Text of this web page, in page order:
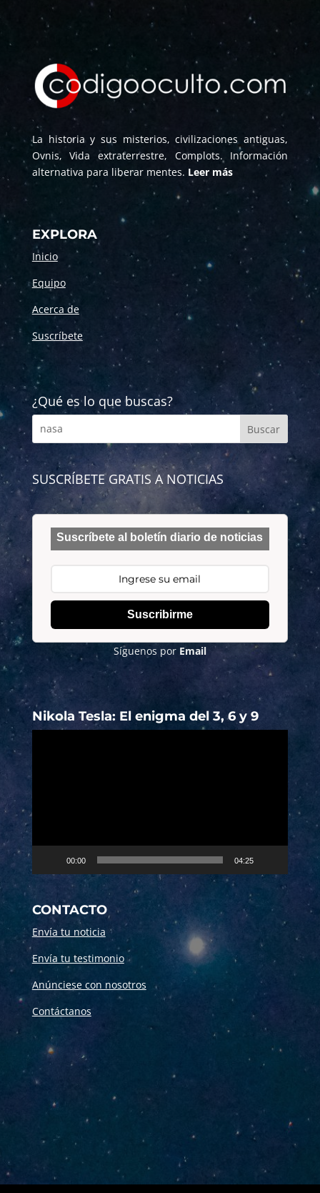
La historia y sus misterios, civilizaciones antiguas,
Ovnis, Vida extraterrestre, Complots. Información
alternativa para liberar mentes. Leer más
EXPLORA
Inicio
Equipo
Acerca de
Suscríbete
¿Qué es lo que buscas?
SUSCRÍBETE GRATIS A NOTICIAS
Suscríbete al boletín diario de noticias
Suscribirme
Síguenos por Email
Nikola Tesla: El enigma del 3, 6 y 9
00:00 04:25
CONTACTO
Envía tu noticia
Envía tu testimonio
Anúnciese con nosotros
Contáctanos